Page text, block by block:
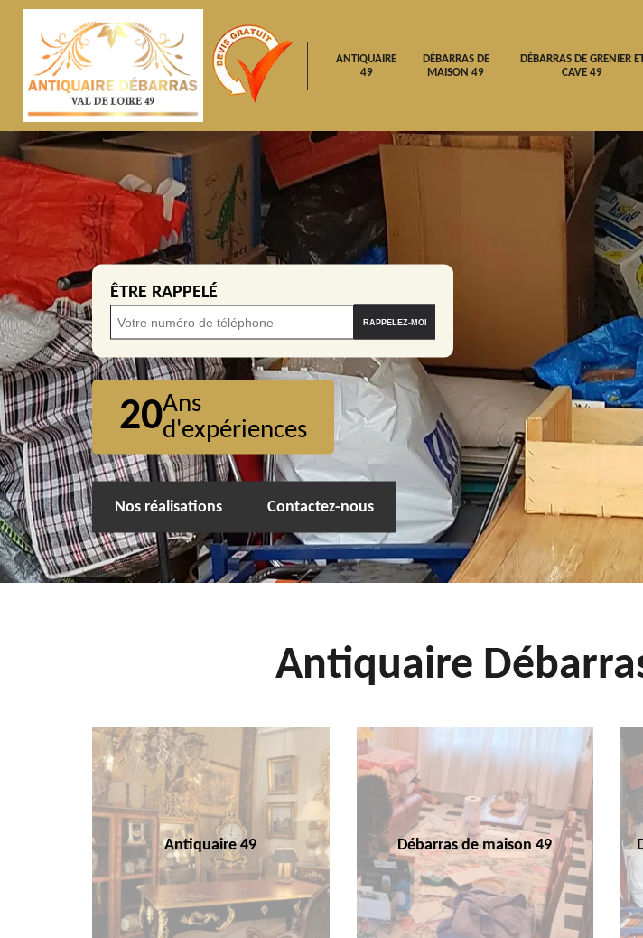
ANTIQUAIRE
49
DÉBARRAS DE
MAISON 49
DÉBARRAS DE GRENIER
CAVE 49
ÊTRE RAPPELÉ
20Ans
d'expériences
Nos réalisations Contactez-nous
Antiquaire
Antiquaire 49 Débarras de maison 49